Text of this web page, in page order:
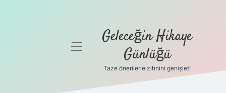
menüyü Geleceğin Hikaye
Günlüğü
Taze önerilerle zihnini genişlet!